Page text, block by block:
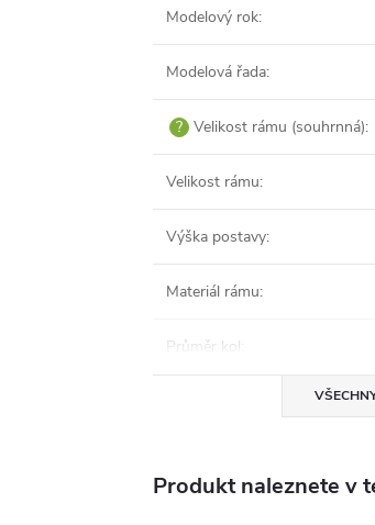
Modelový rok:
Modelová řada:
? Velikost rámu (souhrnná):
Velikost rámu:
Výška postavy:
Materiál rámu:
Průměr kol:
Produkt naleznete v